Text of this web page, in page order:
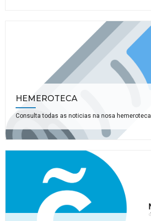
HEMEROTECA
Consulta todas as noticias na nosa hemeroteca